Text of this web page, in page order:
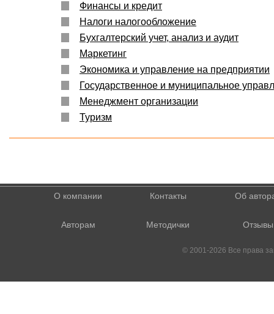
Финансы и кредит
Налоги налогообложение
Бухгалтерский учет, анализ и аудит
Маркетинг
Экономика и управление на предприятии
Государственное и муниципальное
Менеджмент организации
Туризм
О компании Контакты Об
Авторам Методички Отзывы
© 2001-2026 Все права